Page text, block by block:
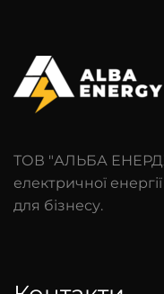
ТОВ "АЛЬБА
електричної
для бізнесу.